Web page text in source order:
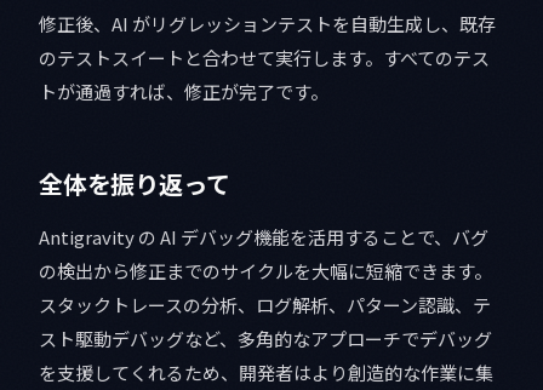
修正後、AI がリグレッションテストを自動生成し、既存
のテストスイートと合わせて実行します。すべてのテス
トが通過すれば、修正が完了です。
全体を振り返って
Antigravity の AI デバッグ機能を活用することで、バグ
の検出から修正までのサイクルを大幅に短縮できます。
スタックトレースの分析、ログ解析、パターン認識、テ
スト駆動デバッグなど、多角的なアプローチでデバッグ
を支援してくれるため、開発者はより創造的な作業に集